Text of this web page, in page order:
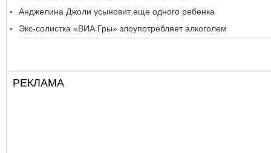
Анджелина Джоли усыновит еще одного ребенка
Экс-солистка «ВИА Гры» злоупотребляет алкоголем
РЕКЛАМА